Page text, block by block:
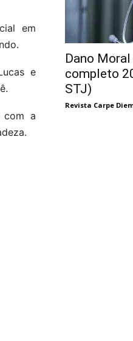
em
e
com a
Dano
completo
STJ)
Revista Carpe